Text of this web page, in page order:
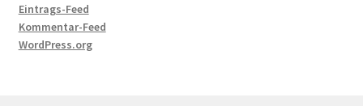
Eintrags-Feed
Kommentar-Feed
WordPress.org